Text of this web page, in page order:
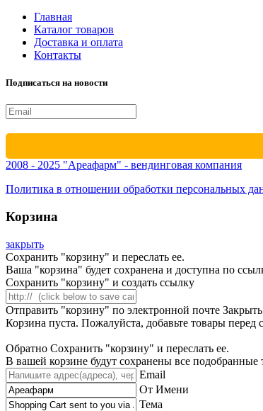
Главная
Каталог товаров
Доставка и оплата
Контакты
Подписаться на новости
2008 - 2025 "Ареафарм" - вендинговая компания
Политика в отношении обработки персональных
Корзина
закрыть
Сохранить "корзину" и переслать ее.
Ваша "корзина" будет сохранена и доступна по
Сохранить "корзину" и создать ссылку
Отправить "корзину" по электронной почте
Корзина пуста. Пожалуйста, добавьте товары перед
Обратно Сохранить "корзину" и переслать ее.
В вашей корзине будут сохранены все
Email
От Имени
Тема